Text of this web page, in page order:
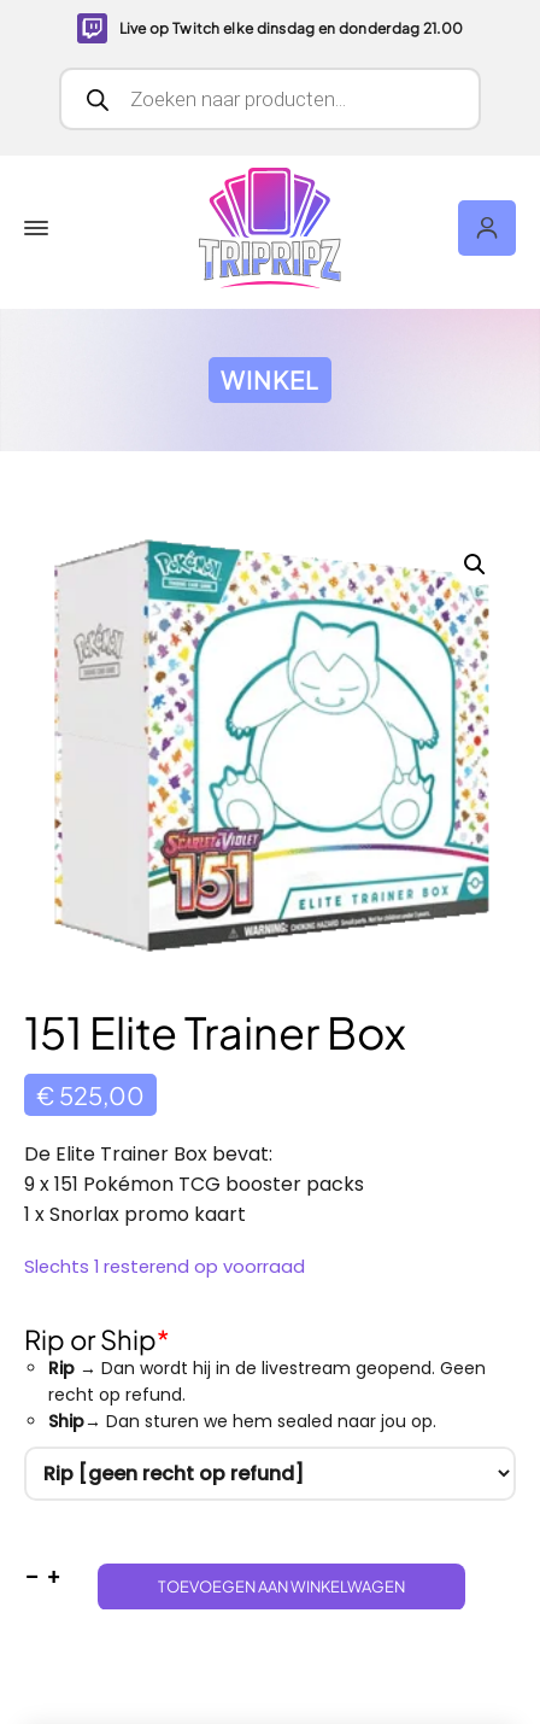
Live op Twitch elke dinsdag en donderdag 21.00
Producten zoeken
WINKEL
151 Elite Trainer Box
€ 525,00
De Elite Trainer Box bevat:
9 x 151 Pokémon TCG booster packs
1 x Snorlax promo kaart
Slechts 1 resterend op voorraad
*
Rip or Ship
Rip → Dan wordt hij in de livestream geopend. Geen
recht op refund.
Ship→ Dan sturen we hem sealed naar jou op.
151 Elite Trainer Box aantal
TOEVOEGEN AAN WINKELWAGEN